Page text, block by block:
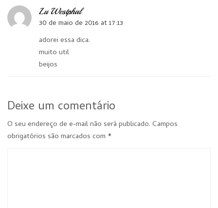
Lu Westphal
30 de maio de 2016 at 17:13
adorei essa dica.
muito util
beijos
Deixe um comentário
O seu endereço de e-mail não será publicado. Campos
obrigatórios são marcados com *